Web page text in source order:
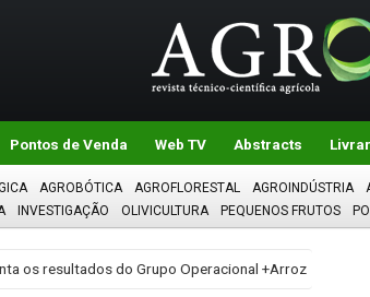
Pontos de Venda Web TV Abstracts
AGROBÓTICA AGROFLORESTAL AGROINDÚSTRIA
INVESTIGAÇÃO OLIVICULTURA PEQUENOS FRUTOS
os resultados do Grupo Operacional +Arroz